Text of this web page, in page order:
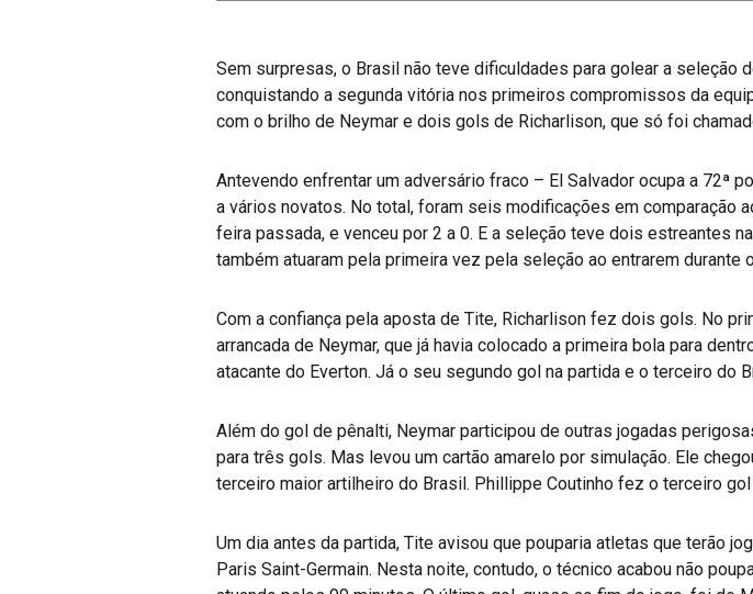
Sem surpresas, o Brasil não teve dificuldades para golear a seleção
conquistando a segunda vitória nos primeiros compromissos da
com o brilho de Neymar e dois gols de Richarlison, que só foi
Antevendo enfrentar um adversário fraco – El Salvador ocupa a 72ª
a vários novatos. No total, foram seis modificações em comparação
feira passada, e venceu por 2 a 0. E a seleção teve dois estreantes
também atuaram pela primeira vez pela seleção ao entrarem durante
Com a confiança pela aposta de Tite, Richarlison fez dois gols. No
arrancada de Neymar, que já havia colocado a primeira bola para
atacante do Everton. Já o seu segundo gol na partida e o terceiro do
Além do gol de pênalti, Neymar participou de outras jogadas
para três gols. Mas levou um cartão amarelo por simulação. Ele
terceiro maior artilheiro do Brasil. Phillippe Coutinho fez o terceiro
Um dia antes da partida, Tite avisou que pouparia atletas que terão
Paris Saint-Germain. Nesta noite, contudo, o técnico acabou não